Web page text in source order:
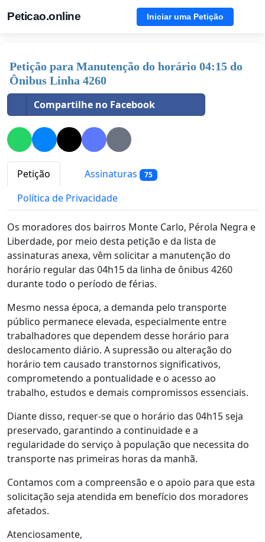
Peticao.online Iniciar uma Petição
Petição para Manutenção do horário 04:15 do
Ônibus Linha 4260
Compartilhe no Facebook
Petição Assinaturas 75
Política de Privacidade
Os moradores dos bairros Monte Carlo, Pérola Negra e
Liberdade, por meio desta petição e da lista de
assinaturas anexa, vêm solicitar a manutenção do
horário regular das 04h15 da linha de ônibus 4260
durante todo o período de férias.
Mesmo nessa época, a demanda pelo transporte
público permanece elevada, especialmente entre
trabalhadores que dependem desse horário para
deslocamento diário. A supressão ou alteração do
horário tem causado transtornos significativos,
comprometendo a pontualidade e o acesso ao
trabalho, estudos e demais compromissos essenciais.
Diante disso, requer-se que o horário das 04h15 seja
preservado, garantindo a continuidade e a
regularidade do serviço à população que necessita do
transporte nas primeiras horas da manhã.
Contamos com a compreensão e o apoio para que esta
solicitação seja atendida em benefício dos moradores
afetados.
Atenciosamente,